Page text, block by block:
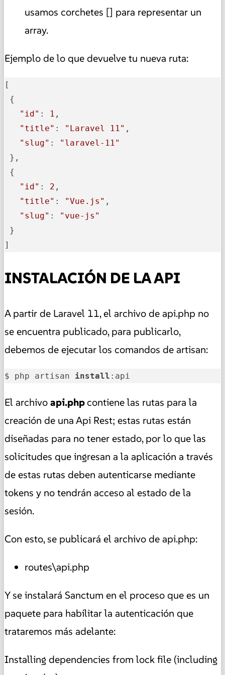
usamos corchetes [] para representar un
array.
Ejemplo de lo que devuelve tu nueva ruta:
[
{
"id" : 1 ,
"title" : "Laravel 11" ,
"slug" :
"laravel-11"
},
{
"id" : 2 ,
"title" : "Vue.js" ,
"slug" :
"vue-js"
}
]
INSTALACIÓN DE LA API
A partir de Laravel 11, el archivo de api.php no
se encuentra publicado, para publicarlo,
debemos de ejecutar los comandos de artisan:
$ php artisan install :api
El archivoapi.phpcontiene las rutas para la
creación de una Api Rest; estas rutas están
diseñadas para no tener estado, por lo que las
solicitudes que ingresan a la aplicación a través
de estas rutas deben autenticarse mediante
tokens y no tendrán acceso al estado de la
sesión.
Con esto, se publicará el archivo de api.php:
routes\api.php
Y se instalará Sanctum en el proceso que es un
paquete para habilitar la autenticación que
trataremos más adelante:
Installing dependencies from lock file (including